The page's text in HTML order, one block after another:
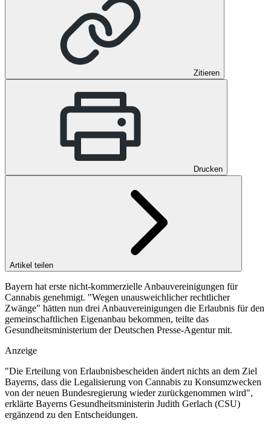
Zitieren
Drucken
Artikel teilen
Bayern hat erste nicht-kommerzielle Anbauvereinigungen für
Cannabis genehmigt. "Wegen unausweichlicher rechtlicher
Zwänge" hätten nun drei Anbauvereinigungen die Erlaubnis für den
gemeinschaftlichen Eigenanbau bekommen, teilte das
Gesundheitsministerium der Deutschen Presse-Agentur mit.
Anzeige
"Die Erteilung von Erlaubnisbescheiden ändert nichts an dem Ziel
Bayerns, dass die Legalisierung von Cannabis zu Konsumzwecken
von der neuen Bundesregierung wieder zurückgenommen wird",
erklärte Bayerns Gesundheitsministerin Judith Gerlach (CSU)
ergänzend zu den Entscheidungen.